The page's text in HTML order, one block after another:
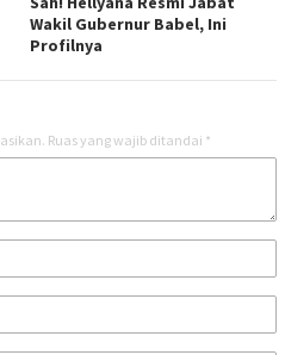
Wakil Gubernur Babel, Ini
Profilnya
Ruas yang wajib ditandai *